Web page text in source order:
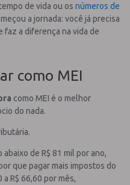
de vida ou os números de
a jornada: você já precisa
faz a diferença na vida de
como MEI
como MEI é o melhor
do nada.
de R$ 81 mil por ano,
que pagar mais impostos do
a R$ 66,60 por mês,